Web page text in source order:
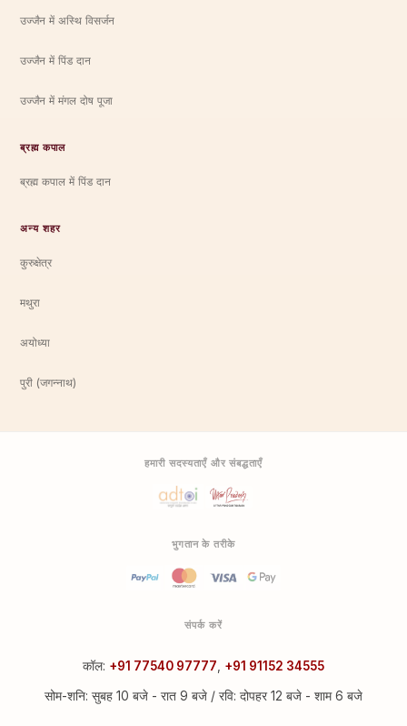
उज्जैन में अस्थि विसर्जन
उज्जैन में पिंड दान
उज्जैन में मंगल दोष पूजा
ब्रह्म कपाल
ब्रह्म कपाल में पिंड दान
अन्य शहर
कुरुक्षेत्र
मथुरा
अयोध्या
पुरी (जगन्नाथ)
हमारी सदस्यताएँ और संबद्धताएँ
भुगतान के तरीके
संपर्क करें
कॉल: +91 77540 97777 +91 91152 34555
सोम-शनि: सुबह 10 बजे - रात 9 बजे / रवि: दोपहर 12 बजे - शाम 6 बजे